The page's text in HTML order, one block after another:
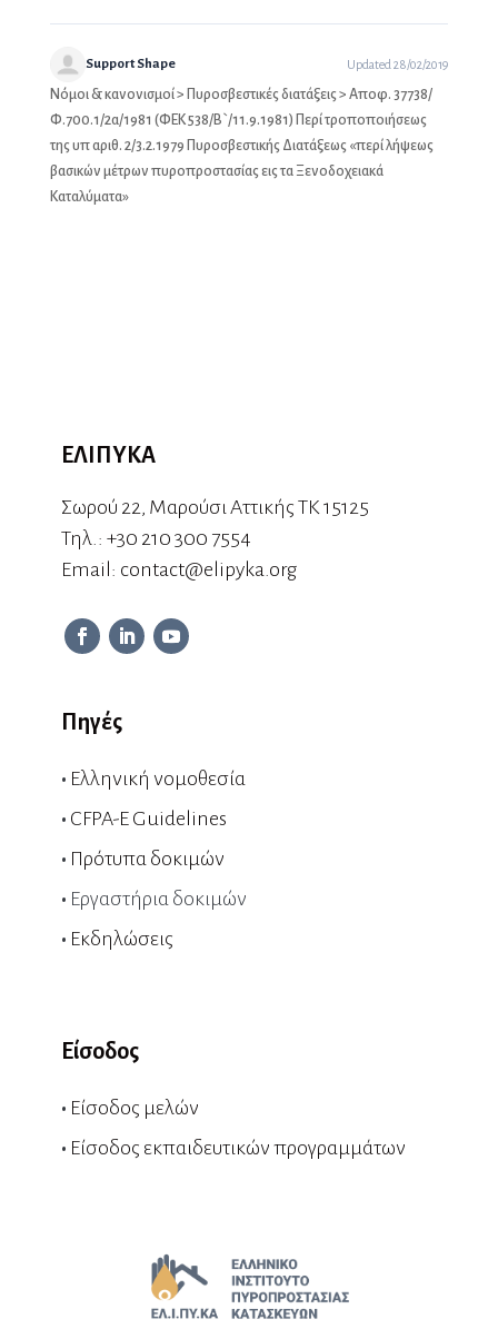
Support Shape Updated 28/02/2019
Νόμοι & κανονισμοί> Πυροσβεστικές διατάξεις> Αποφ. 37738/
Φ.700.1/2α/1981 (ΦΕΚ 538/Β`/11.9.1981) Περί τροποποιήσεως
της υπ αριθ. 2/3.2.1979 Πυροσβεστικής Διατάξεως «περί λήψεως
βασικών μέτρων πυροπροστασίας εις τα Ξενοδοχειακά
Καταλύματα»
ΕΛΙΠΥΚΑ
Σωρού 22, Μαρούσι Αττικής ΤΚ 15125
Τηλ.: +30 210 300 7554
Εmail: contact@elipyka.org
Πηγές
• Ελληνική νομοθεσία
• CFPA-E Guidelines
• Πρότυπα δοκιμών
• Εργαστήρια δοκιμών
• Εκδηλώσεις
Είσοδος
• Είσοδος μελών
• Είσοδος εκπαιδευτικών προγραμμάτων